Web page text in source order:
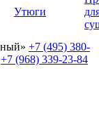
Утюги
+7 (495) 380-
+7 (968) 339-23-84